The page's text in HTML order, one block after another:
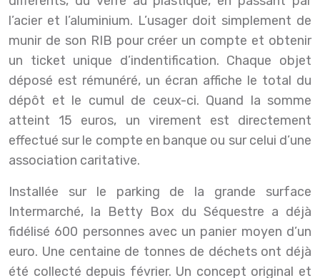
l’acier et l’aluminium. L’usager doit simplement de
munir de son RIB pour créer un compte et obtenir
un ticket unique d’indentification. Chaque objet
déposé est rémunéré, un écran affiche le total du
dépôt et le cumul de ceux-ci. Quand la somme
atteint 15 euros, un virement est directement
effectué sur le compte en banque ou sur celui d’une
association caritative.
Installée sur le parking de la grande surface
Intermarché, la Betty Box du Séquestre a déjà
fidélisé 600 personnes avec un panier moyen d’un
euro. Une centaine de tonnes de déchets ont déjà
été collecté depuis février. Un concept original et